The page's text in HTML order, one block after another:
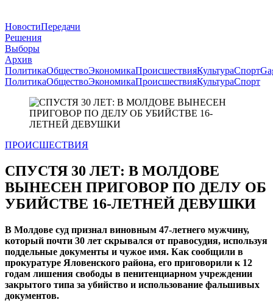
НовостиПередачи
Решения
Выборы
Архив
ПолитикаОбществоЭкономикаПроисшествияКультураСпорт
ПолитикаОбществоЭкономикаПроисшествияКультураСпорт
ПРОИСШЕСТВИЯ
СПУСТЯ 30 ЛЕТ: В МОЛДОВЕ
ВЫНЕСЕН ПРИГОВОР ПО ДЕЛУ ОБ
УБИЙСТВЕ 16-ЛЕТНЕЙ ДЕВУШКИ
В Молдове суд признал виновным 47-летнего мужчину,
который почти 30 лет скрывался от правосудия, используя
поддельные документы и чужое имя. Как сообщили в
прокуратуре Яловенского района, его приговорили к 12
годам лишения свободы в пенитенциарном учреждении
закрытого типа за убийство и использование фальшивых
документов.